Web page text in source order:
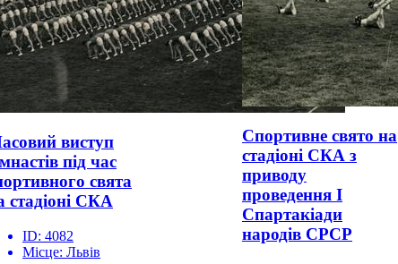
виступ
під час
свята
стадіоні СКА
ID: 4082
Місце: Львів
Спортивне свято на
стадіоні СКА з
приводу
проведення І
Спартакіади
народів СРСР